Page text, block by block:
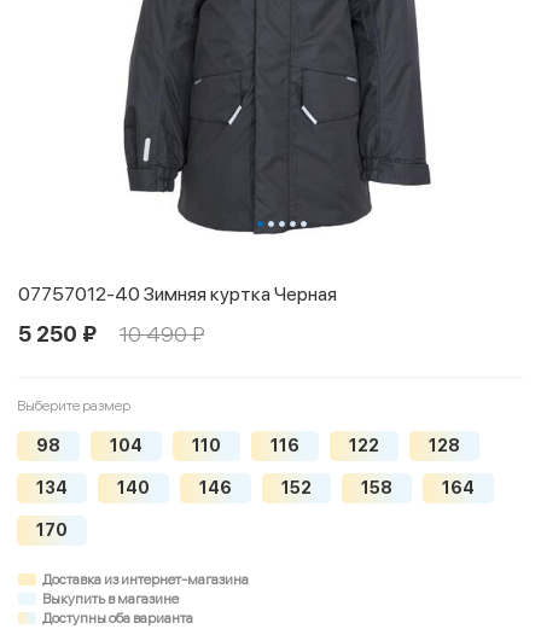
07757012-40 Зимняя куртка Черная
5 250 ₽ 10 490 ₽
Выберите размер
98 104 110 116 122 128
134 140 146 152 158 164
170
Доставка из интернет-магазина
Выкупить в магазине
Доступны оба варианта